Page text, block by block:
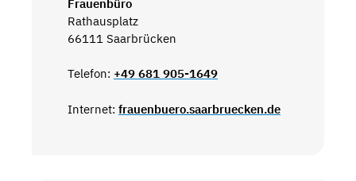
Frauenbüro
Rathausplatz
66111 Saarbrücken
Telefon: +49 681 905-1649
Internet: frauenbuero.saarbruecken.de